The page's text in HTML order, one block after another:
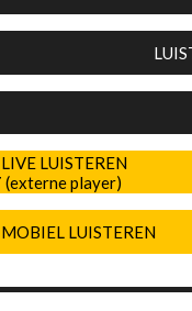
LIVE LUISTEREN
(externe player)
MOBIEL LUISTEREN